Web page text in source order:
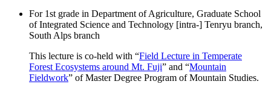
For 1st grade in Department of Agriculture, Graduate School
of Integrated Science and Technology [intra-] Tenryu branch,
South Alps branch
This lecture is co-held with “Field Lecture in Temperate
Forest Ecosystems around Mt. Fuji” and “Mountain
Fieldwork” of Master Degree Program of Mountain Studies.